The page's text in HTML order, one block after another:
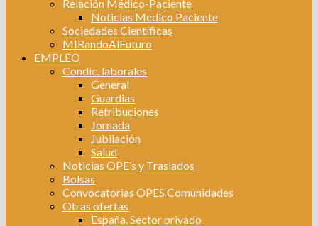
Relación Médico-Paciente
Noticias Medico Paciente
Sociedades Científicas
MIRandoAlFuturo
EMPLEO
Condic. laborales
General
Guardias
Retribuciones
Jornada
Jubilación
Salud
Noticias OPE’s y Traslados
Bolsas
Convocatorias OPES Comunidades
Otras ofertas
España. Sector privado